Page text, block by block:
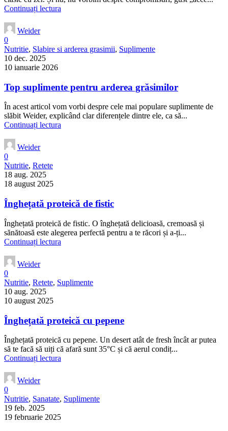
Continuați lectura
Weider
0
Nutritie, Slabire si arderea grasimii, Suplimente
10 dec. 2025
10 ianuarie 2026
Top suplimente pentru arderea grăsimilor
În acest articol vom vorbi despre cele mai populare suplimente de
slăbit Weider, explicând clar diferențele dintre ele, ca să...
Continuați lectura
Weider
0
Nutritie, Retete
18 aug. 2025
18 august 2025
Înghețată proteică de fistic
Înghețată proteică de fistic. O înghețată delicioasă, cremoasă și
sănătoasă este alegerea perfectă pentru a te răcori și a-ți...
Continuați lectura
Weider
0
Nutritie, Retete, Suplimente
10 aug. 2025
10 august 2025
Înghețată proteică cu pepene
Înghețată proteică cu pepene. Un desert atât de fresh încât ar putea
să te facă să uiți că afară sunt 35°C și că aerul condiț...
Continuați lectura
Weider
0
Nutritie, Sanatate, Suplimente
19 feb. 2025
19 februarie 2025